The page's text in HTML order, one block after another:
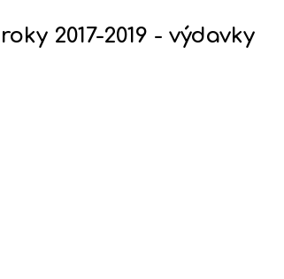
2017-2019 - výdavky